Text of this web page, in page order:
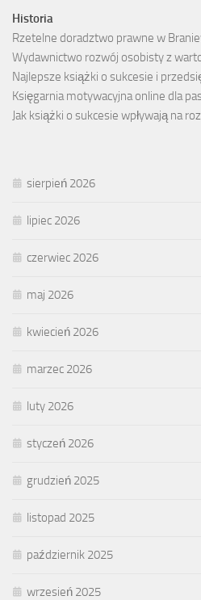
Historia
Rzetelne doradztwo prawne w
Wydawnictwo rozwój osobisty z
Najlepsze książki o sukcesie i
Księgarnia motywacyjna online dla
Jak książki o sukcesie wpływają na
sierpień 2026
lipiec 2026
czerwiec 2026
maj 2026
kwiecień 2026
marzec 2026
luty 2026
styczeń 2026
grudzień 2025
listopad 2025
październik 2025
wrzesień 2025